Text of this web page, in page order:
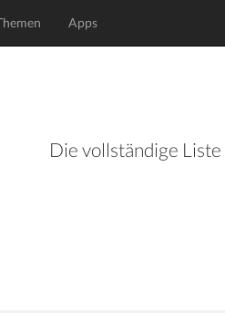
Apps
Die vollständige